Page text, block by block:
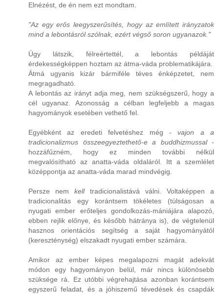
Elnézést, de én nem ezt mondtam.
"Az egy erős leegyszerűsítés, hogy az említett irányzatok
mind a lebontásról szólnak, ezért végső soron ugyanazok."
Úgy látszik, félreértettél, a lebontás példáját
érdekességképpen hoztam az átma-váda problematikájára.
Átmá ugyanis kizár bármiféle téves énképzetet, nem
megragadható.
A lebontás az irányt adja meg, nem szükségszerű, hogy a
cél ugyanaz. Azonosság a célban legfeljebb a magas
hagyományok esetében vethető fel.
Egyébként az eredeti felvetéshez még - vajon a a
tradicionalizmus összeegyeztethető-e a buddhizmussal-
hozzáfűzném, hogy ez minden további nélkül
megvalósítható az anatta-váda oldaláról. Itt a szemlélet
középpontja az anatta-váda marad mindvégig.
Persze nem kelltradicionalistává válni. Voltaképpen a
tradicionalitás egy korántsem tökéletes (túlságosan a
nyugati ember erőteljes gondolkozás-mániájára alapozó,
ebben rejlik előnye, és később hátránya is), de végtelenül
hasznos orientációs segítség a saját hagyományától
(kereszténység) elszakadt nyugati ember számára.
Amikor az ember képes megalapozni magát adekvát
módon egy hagyományon belül, már nincs különösebb
szüksége rá. Ez utóbbi végrehajtása azonban korántsem
egyszerű feladat, és a jóhiszemű tévedések és csapdák